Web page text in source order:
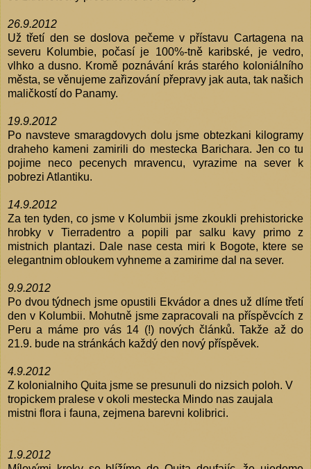
26.9.2012
Už třetí den se doslova pečeme v přístavu Cartagena na
severu Kolumbie, počasí je 100%-tně karibské, je vedro,
vlhko a dusno. Kromě poznávání krás starého koloniálního
města, se věnujeme zařizování přepravy jak auta, tak našich
maličkostí do Panamy.
19.9.2012
Po navsteve smaragdovych dolu jsme obtezkani kilogramy
draheho kameni zamirili do mestecka Barichara. Jen co tu
pojime neco pecenych mravencu, vyrazime na sever k
pobrezi Atlantiku.
14.9.2012
Za ten tyden, co jsme v Kolumbii jsme zkoukli prehistoricke
hrobky v Tierradentro a popili par salku kavy primo z
mistnich plantazi. Dale nase cesta miri k Bogote, ktere se
elegantnim obloukem vyhneme a zamirime dal na sever.
9.9.2012
Po dvou týdnech jsme opustili Ekvádor a dnes už dlíme třetí
den v Kolumbii. Mohutně jsme zapracovali na příspěvcích z
Peru a máme pro vás 14 (!) nových článků. Takže až do
21.9. bude na stránkách každý den nový příspěvek.
4.9.2012
Z kolonialniho Quita jsme se presunuli do nizsich poloh. V
tropickem pralese v okoli mestecka Mindo nas zaujala
mistni flora i fauna, zejmena barevni kolibrici.
1.9.2012